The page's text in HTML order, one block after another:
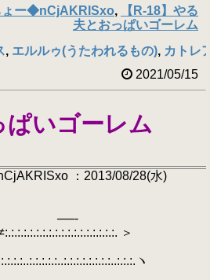
ょー◆nCjAKRISxo,
【R-18】やる
夫とおっぱいゴーレム
, エルルゥ(うたわれるもの), カトレ
2021/05/15
ぱいゴーレム
：2013/08/28(水)
＞
ヽ